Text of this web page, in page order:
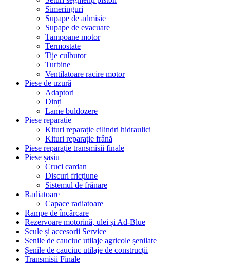
Simeringuri
Supape de admisie
Supape de evacuare
Tampoane motor
Termostate
Tije culbutor
Turbine
Ventilatoare racire motor
Piese de uzură
Adaptori
Dinți
Lame buldozere
Piese reparație
Kituri reparație cilindri hidraulici
Kituri reparație frână
Piese reparație transmisii finale
Piese șasiu
Cruci cardan
Discuri fricțiune
Sistemul de frânare
Radiatoare
Capace radiatoare
Rampe de încărcare
Rezervoare motorină, ulei și Ad-Blue
Scule și accesorii Service
Șenile de cauciuc utilaje agricole șenilate
Șenile de cauciuc utilaje de construcții
Transmisii Finale